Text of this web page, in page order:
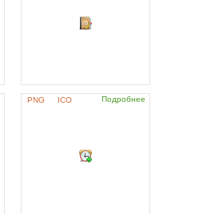
PNG ICO Подробнее